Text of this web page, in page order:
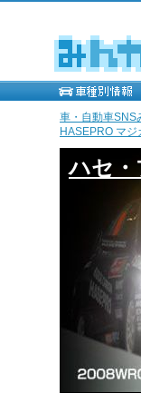
車・自動車SNS
HASEPRO マ
ハセ